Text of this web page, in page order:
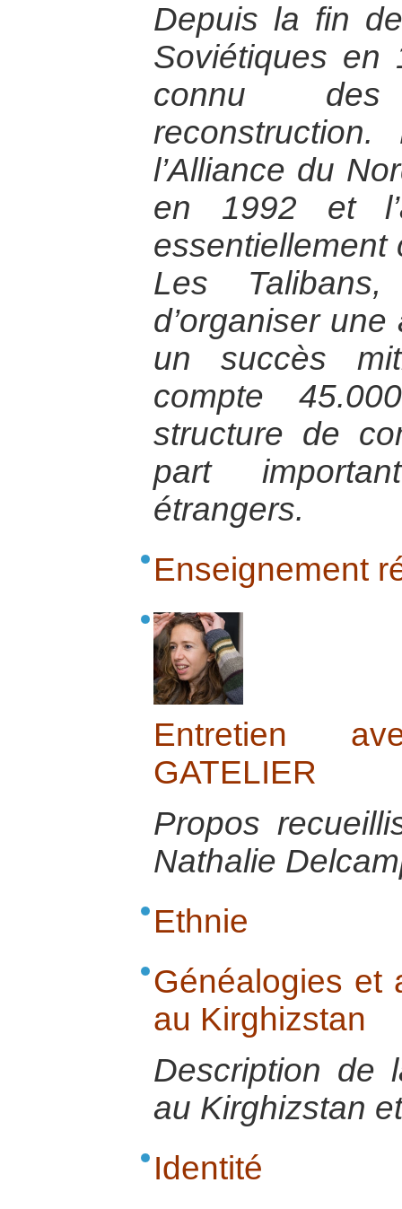
Depuis la fin
Soviétiques en
connu
l’Alliance du
en 1992 et
essentiellement
Les
d’organiser
un succès
compte
structure de
part
étrangers.
Enseignement
Entretien
GATELIER
Propos
Nathalie
Ethnie
Généalogies et
au Kirghizstan
Description de
au Kirghizstan
Identité